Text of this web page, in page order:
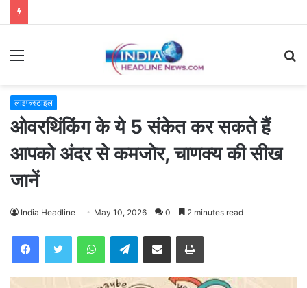
Menu
लाइफस्टाइल
ओवरथिंकिंग के ये 5 संकेत कर सकते हैं
आपको अंदर से कमजोर, चाणक्य की सीख
जानें
India Headline May 10, 2026 0 2 minutes read
WhatsAppTelegramShare via Email Print